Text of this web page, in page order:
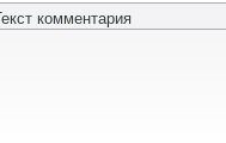
Текст комментария